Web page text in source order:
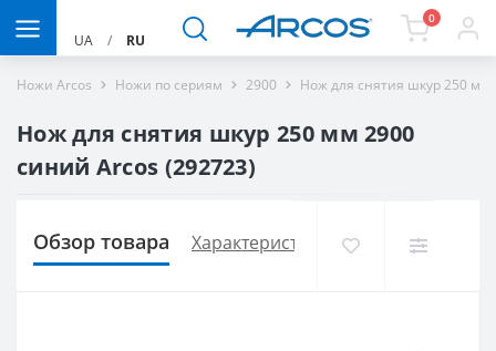
UA / RU
0
Ножи Arcos Ножи по сериям 2900 Нож для снятия шкур 250 мм
Нож для снятия шкур 250 мм 2900
синий Arcos (292723)
Обзор товара Характеристики Доставка и